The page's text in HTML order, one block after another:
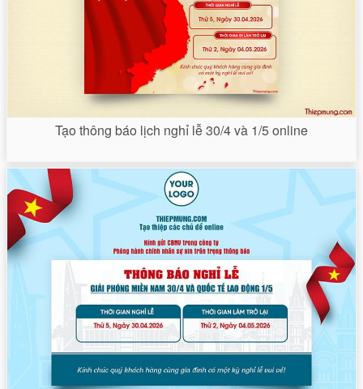
Tạo thông báo lịch nghỉ lễ 30/4 và 1/5 online